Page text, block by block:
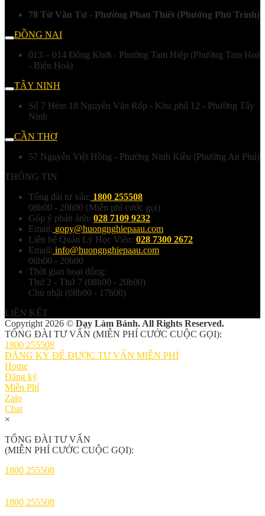
78 Từ Văn Tư - Phường Phan Thiết (Phường Phú Trinh)
ĐỒNG NAI
013 – 014 Đồng Khởi - Phường Tam Hiệp (Phường Tam Hoà
- Biên Hoà)
TÂY NINH
Số 7 Hẻm 18 Nguyễn Văn Rốp - Khu phố 12 - Phường Tây
Ninh
CẦN THƠ
57 Nguyễn Việt Hồng - Phường Ninh Kiều (Phường An Phú)
THÔNG TIN
Tổng đài tư vấn: 1800 255508
08h00 - 20h00 (Miễn phí cước gọi)
Góp ý phản ánh: 028 7109 9232
Email: gopy@huongnghiepaau.com
Liên hệ Quản Lý Học Viên: 028 7300 2672
Email: info@huongnghiepaau.com
08h00 - 20h00
Thời gian hoạt động:
Thứ 2 - Thứ 7 (08h00 - 20h00)
Chủ nhật (08h00 - 17h00)
LIÊN KẾT
Copyright 2026 © Dạy Làm Bánh. All Rights Reserved.
TỔNG ĐÀI TƯ VẤN (MIỄN PHÍ CƯỚC CUỘC GỌI):
1800 255508
ĐĂNG KÝ ĐỂ ĐƯỢC TƯ VẤN MIỄN PHÍ
Home
Đăng ký
Miễn Phí
Zalo
Chat
×
TỔNG ĐÀI TƯ VẤN
(MIỄN PHÍ CƯỚC CUỘC GỌI):
1800 255508
1800 255508